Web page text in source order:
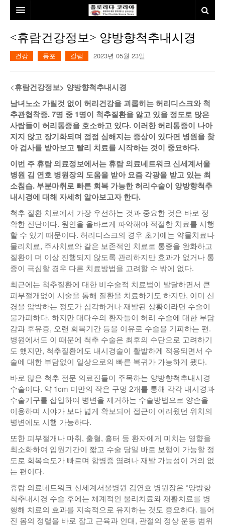
본사소개
뉴스
동포
미국
칼럼
발행인칼럼
김명열칼럼
김선옥칼럼
김원동칼럼
건강
본보특집
100인선/독자광장
100인선
독자광장
여행
인근여행지
놀이공원
낚시/비치
골프
인터뷰/탐방
<휴람건강정보> 양방향척추내시경
건강 동포 칼럼 2023년 05월 23일
<휴람건강정보> 양방향척추내시경
남녀노소 가릴것 없이 허리건강을 괴롭히는 허리디스크와 척
추관협착증. 7명 중 1명이 척추질환을 앓고 있을 정도로 많은
사람들이 허리통증을 호소하고 있다. 이러한 허리통증이 나아
지지 않고 장기화되며 점점 심해지는 증상이 있다면 병원을 찾
아 검사를 받아보고 빨리 치료를 시작하는 것이 중요하다.
이번 주 휴람 의료정보에서는 휴람 의료네트워크 신세계서울
병원 김 연호 병원장의 도움을 받아 요즘 각광을 받고 있는 최
소침습. 부분마취로 빠른 회복 가능한 허리수술이 양방향척추
내시경에 대해 자세히 알아보고자 한다.
척추 질환 치료에서 가장 우선하는 것과 중요한 것은 바로 정
확한 진단이다. 원인을 올바르게 파악해야 적절한 치료를 시행
할 수 있기 때문이다. 허리디스크의 경우 초기에는 약물치료나
물리치료, 주사치료와 같은 보존적인 치료로 통증을 완화하고
질환이 더 이상 진행되지 않도록 관리하지만 효과가 없거나 통
증이 극심할 경우 다른 치료방법을 고려할 수 밖에 없다.
최근에는 척추질환에 대한 비수술적 치료법이 발달하면서 큰
피부절개없이 시술을 통해 질환을 치료하기도 하지만, 이미 신
경을 압박하는 정도가 심각하거나 재발된 상황이라면 수술이
불가피하다. 하지만 대다수의 환자들이 허리 수술에 대한 부담
감과 후유증, 오랜 회복기간 등을 이유로 수술을 기피하는 편.
병원에서도 이 때문에 척추 수술은 최후의 수단으로 고려하기
도 했지만, 척추질환에도 내시경술이 활발하게 적용되면서 수
술에 대한 부담없이 일상으로의 빠른 복귀가 가능하게 됐다.
바로 많은 척추 전문 의료진들이 주목하는 양방향척추내시경
수술이다. 약 1cm 미만의 작은 구멍 2개를 통해 각각 내시경과
수술기구를 삽입하여 병변을 제거하는 수술방법으로 양손을
이용하며 시야가 보다 넓게 확보되어 접근이 어려웠던 위치의
병변에도 시행 가능하다.
또한 피부절개나 마취, 출혈, 흉터 등 환자에게 미치는 영향을
최소화하여 입원기간이 짧고 수술 당일 바로 보행이 가능할 정
도로 회복속도가 빠르며 합병증 염려나 재발 가능성이 거의 없
는 편이다.
휴람 의료네트워크 신세계서울병원 김연호 병원장은 “양방향
척추내시경 수술 후에는 체계적인 물리치료와 재활치료를 병
행해 치료의 효과를 지속적으로 유지하는 것도 중요하다. 틀어
진 몸의 정렬을 바로 잡고 근육과 인대, 관절의 정상 운동 범위